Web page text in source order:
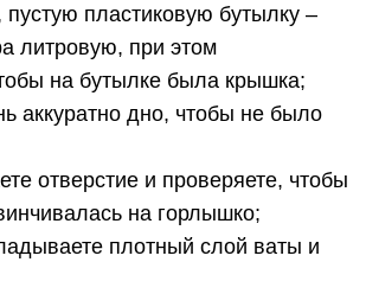
пустую пластиковую бутылку –
литровую, при этом
на бутылке была крышка;
аккуратно дно, чтобы не было
отверстие и проверяете, чтобы
на горлышко;
плотный слой ваты и